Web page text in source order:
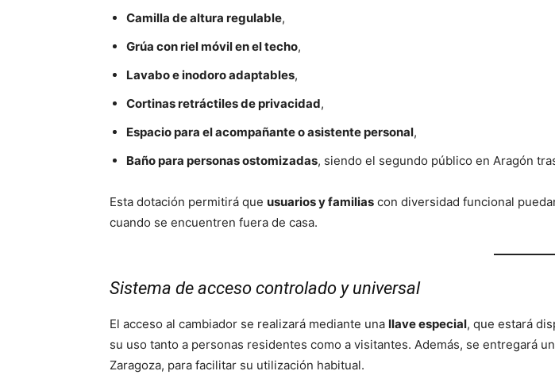
Camilla de altura regulable,
Grúa con riel móvil en el techo,
Lavabo e inodoro adaptables,
Cortinas retráctiles de privacidad,
Espacio para el acompañante o asistente personal,
Baño para personas ostomizadas, siendo el segundo público en Aragón
Esta dotación permitirá que usuarios y familias con diversidad funcional
cuando se encuentren fuera de casa.
Sistema de acceso controlado y universal
El acceso al cambiador se realizará mediante una llave especial, que estará
su uso tanto a personas residentes como a visitantes. Además, se entregará
Zaragoza, para facilitar su utilización habitual.